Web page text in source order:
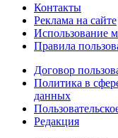
Контакты
Реклама на сайте
Использование
Правила
Договор
Политика в
данных
Редакция